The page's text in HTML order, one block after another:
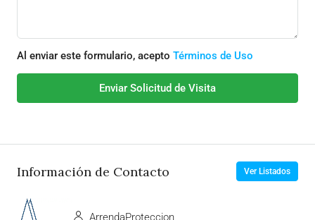
Al enviar este formulario, acepto Términos de Uso
Enviar Solicitud de Visita
Información de Contacto Ver Listados